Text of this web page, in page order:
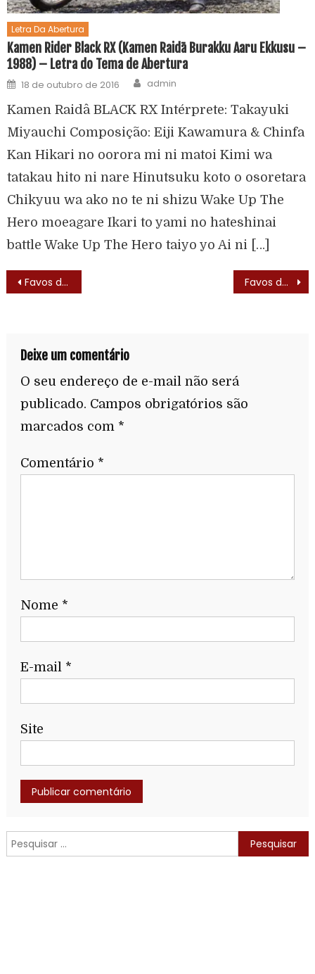
Letra Da Abertura
Kamen Rider Black RX (Kamen Raidā Burakku Aaru Ekkusu –
1988) – Letra do Tema de Abertura
18 de outubro de 2016 admin
Kamen Raidâ BLACK RX Intérprete: Takayuki
Miyauchi Composição: Eiji Kawamura & Chinfa
Kan Hikari no oorora mi ni matoi Kimi wa
tatakau hito ni nare Hinutsuku koto o osoretara
Chikyuu wa ako no te ni shizu Wake Up The
Hero moeagare Ikari to yami no hateshinai
battle Wake Up The Hero taiyo yo Ai ni […]
Favos de Mel – (Honey Honey no Suteki na Bouken – 1981) Favos de Mel – (Honey Honey no Suteki na Bouken – 1981) – Elenco
Deixe um comentário
O seu endereço de e-mail não será
publicado. Campos obrigatórios são
marcados com *
Comentário *
Nome *
E-mail *
Site